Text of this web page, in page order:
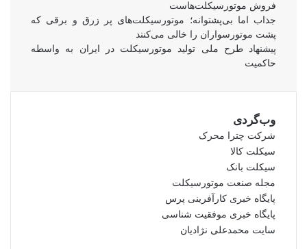
فروش موتورسیکلت‌هاست
جذاب اما بی‌پشتوانه؛ موتورسیکلت‌های پر زرق‌ و برقی که
پشت موتورسواران را خالی می‌کنند
پیشنهاد طرح ملی تولید موتورسیکلت در ایران به واسطه
حاکمیت
وب‌گردی
شرکت چترا محرک
سیکلت کالا
سیکلت بانک
مجله صنعت موتورسیکلت
پایگاه خبری کارآفرینی پرس
پایگاه خبری موفقیت شناسی
سایت محمدعلی نژادیان